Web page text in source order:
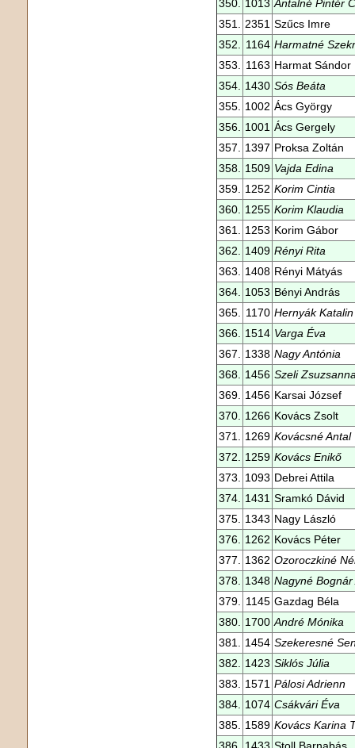
350.
1013 Antalné Pintér
351.
2351 Szűcs Imre
352.
1164 Harmatné
353.
1163 Harmat Sándor
354.
1430 Sós Beáta
355.
1002 Ács György
356.
1001 Ács Gergely
357.
1397 Proksa Zoltán
358.
1509 Vajda Edina
359.
1252 Korim Cintia
360.
1255 Korim Klaudia
361.
1253 Korim Gábor
362.
1409 Rényi Rita
363.
1408 Rényi Mátyás
364.
1053 Bényi András
365.
1170 Hernyák Katalin
366.
1514 Varga Éva
367.
1338 Nagy Antónia
368.
1456 Szeli
369.
1456 Karsai József
370.
1266 Kovács Zsolt
371.
1269 Kovácsné Antal
372.
1259 Kovács Enikő
373.
1093 Debrei Attila
374.
1431 Sramkó Dávid
375.
1343 Nagy László
376.
1262 Kovács Péter
377.
1362 Ozoroczkiné
378.
1348 Nagyné Bognár
379.
1145 Gazdag Béla
380.
1700 André Mónika
381.
1454 Szekeresné
382.
1423 Siklós Júlia
383.
1571 Pálosi Adrienn
384.
1074 Csákvári Éva
385.
1589 Kovács Karina
386.
1433 Stoll Barnabás